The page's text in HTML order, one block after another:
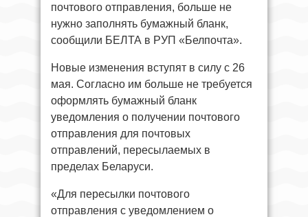
почтового отправления, больше не
нужно заполнять бумажный бланк,
сообщили БЕЛТА в РУП «Белпочта».
Новые изменения вступят в силу с 26
мая. Согласно им больше не требуется
оформлять бумажный бланк
уведомления о получении почтового
отправления для почтовых
отправлений, пересылаемых в
пределах Беларуси.
«Для пересылки почтового
отправления с уведомлением о